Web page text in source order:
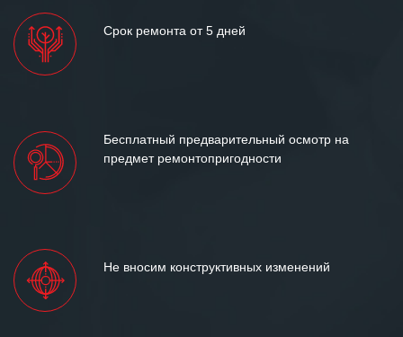
Срок ремонта от 5 дней
Бесплатный предварительный осмотр на
предмет ремонтопригодности
Не вносим конструктивных изменений